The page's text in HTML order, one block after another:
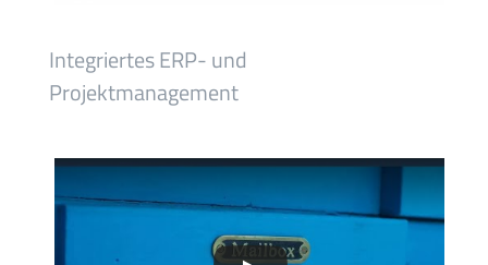
Integriertes ERP- und
Projektmanagement